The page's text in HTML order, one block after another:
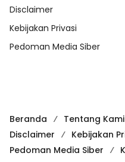
Disclaimer
Kebijakan Privasi
Pedoman Media Siber
Beranda Tentang Kami
Disclaimer
Kebijakan
Pedoman Media Siber